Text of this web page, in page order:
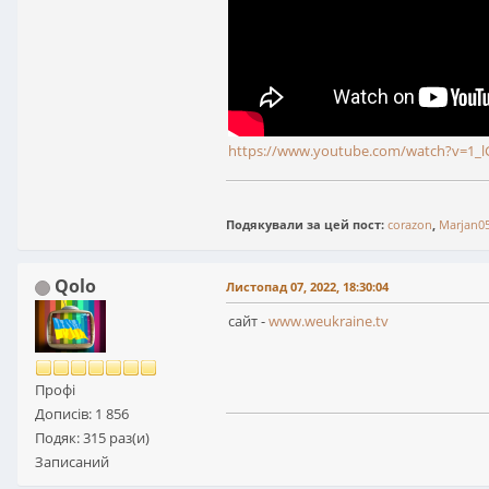
https://www.youtube.com/
Подякували за цей пост: corazon,
Qolo
Профі
Дописів: 1 856
Подяк: 315 раз(и)
Записаний
Листопад 07, 2022, 18:30:04
сайт -www.weukraine.tv